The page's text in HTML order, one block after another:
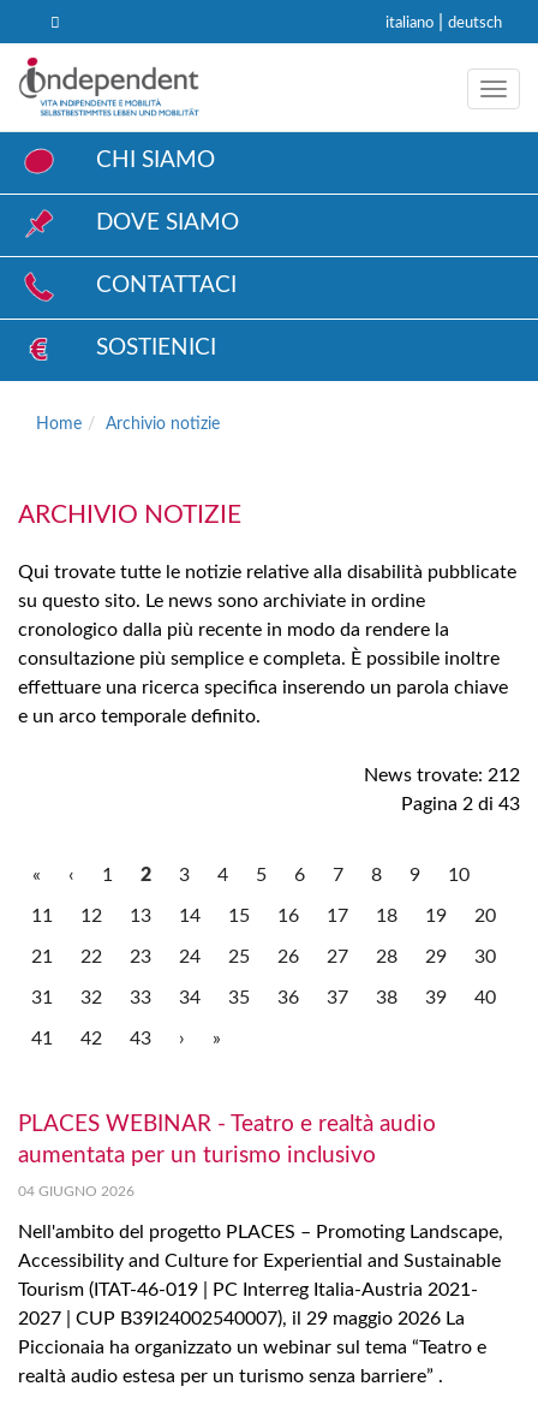
italiano deutsch
CHI SIAMO
DOVE SIAMO
CONTATTACI
SOSTIENICI
Home Archivio notizie
ARCHIVIO NOTIZIE
Qui trovate tutte le notizie relative alla disabilità pubblicate
su questo sito. Le news sono archiviate in ordine
cronologico dalla più recente in modo da rendere la
consultazione più semplice e completa. È possibile inoltre
effettuare una ricerca specifica inserendo un parola chiave
e un arco temporale definito.
News trovate: 212
Pagina 2 di 43
« ‹ 1 2 3 4 5 6 7 8 9 10
11 12 13 14 15 16 17 18 19 20
21 22 23 24 25 26 27 28 29 30
31 32 33 34 35 36 37 38 39 40
41 42 43 › »
PLACES WEBINAR - Teatro e realtà audio
aumentata per un turismo inclusivo
04 GIUGNO 2026
Nell'ambito del progetto PLACES – Promoting Landscape,
Accessibility and Culture for Experiential and Sustainable
Tourism (ITAT-46-019 | PC Interreg Italia-Austria 2021-
2027 | CUP B39I24002540007), il 29 maggio 2026 La
Piccionaia ha organizzato un webinar sul tema “Teatro e
realtà audio estesa per un turismo senza barriere” .